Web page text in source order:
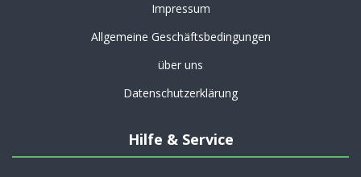
Impressum
Allgemeine Geschäftsbedingungen
über uns
Datenschutzerklärung
Hilfe & Service